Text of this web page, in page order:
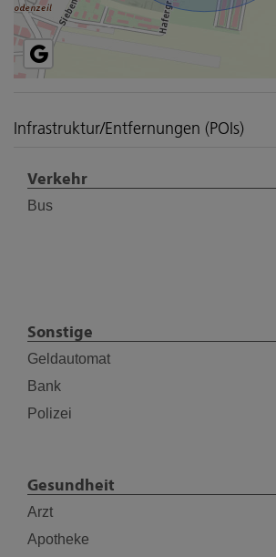
Infrastruktur/Entfernungen (POIs)
Verkehr
Bus
Sonstige
Geldautomat
Bank
Polizei
Gesundheit
Arzt
Apotheke